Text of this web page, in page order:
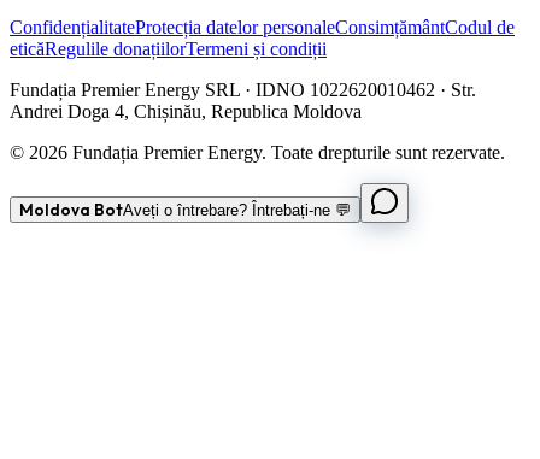
ConfidențialitateProtecția datelor personaleConsimțământCodul de
eticăRegulile donațiilorTermeni și condiții
Fundația Premier Energy SRL · IDNO 1022620010462 · Str.
Andrei Doga 4, Chișinău, Republica Moldova
© 2026 Fundația Premier Energy. Toate drepturile sunt rezervate.
Moldova BotAveți o întrebare? Întrebați-ne 💬